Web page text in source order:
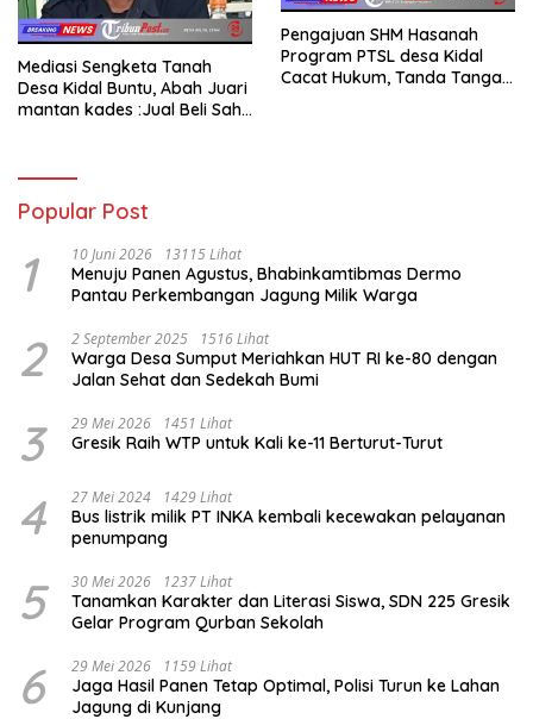
Mediasi Sengketa Tanah
Desa Kidal Buntu, Abah Juari
mantan kades :Jual Beli Sah,
Membatalkan Hak Warga.
Pengajuan SHM Hasanah
Program PTSL desa Kidal
Cacat Hukum, Tanda Tangan
Popular Post
1 10 Juni 2026 13115 Lihat
Menuju Panen Agustus, Bhabinkamtibmas Dermo
Pantau Perkembangan Jagung Milik Warga
2 2 September 2025 1516 Lihat
Warga Desa Sumput Meriahkan HUT RI ke-80 dengan
Jalan Sehat dan Sedekah Bumi ‎
3 29 Mei 2026 1451 Lihat
Gresik Raih WTP untuk Kali ke-11 Berturut-Turut
4 27 Mei 2024 1429 Lihat
Bus listrik milik PT INKA kembali kecewakan pelayanan
penumpang
5 30 Mei 2026 1237 Lihat
Tanamkan Karakter dan Literasi Siswa, SDN 225 Gresik
Gelar Program Qurban Sekolah
6 29 Mei 2026 1159 Lihat
Jaga Hasil Panen Tetap Optimal, Polisi Turun ke Lahan
Jagung di Kunjang